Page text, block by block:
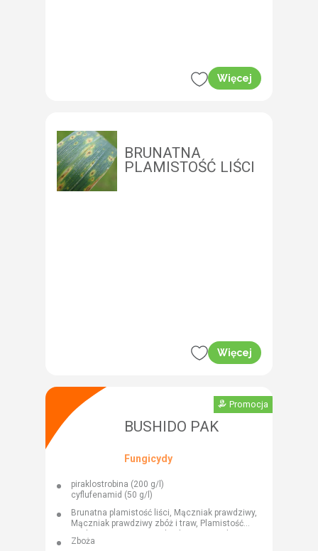
Więcej
BRUNATNA
PLAMISTOŚĆ LIŚCI
Więcej
Promocja
BUSHIDO PAK
Fungicydy
piraklostrobina (200 g/l)
cyflufenamid (50 g/l)
Brunatna plamistość liści, Mączniak prawdziwy,
Mączniak prawdziwy zbóż i traw, Plamistość
jęczmienia, Rdza żółta, Rdza żółta zbóż,
Zboża